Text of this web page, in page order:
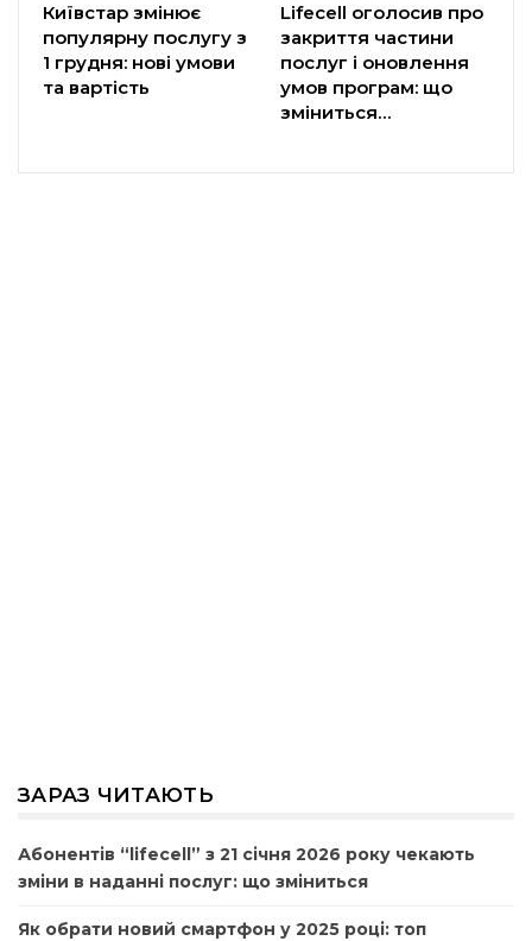
Київстар змінює
популярну послугу з
1 грудня: нові умови
та вартість
Lifecell оголосив про
закриття частини
послуг і оновлення
умов програм: що
зміниться…
ЗАРАЗ ЧИТАЮТЬ
Абонентів “lifecell” з 21 січня 2026 року чекають
зміни в наданні послуг: що зміниться
Як обрати новий смартфон у 2025 році: топ